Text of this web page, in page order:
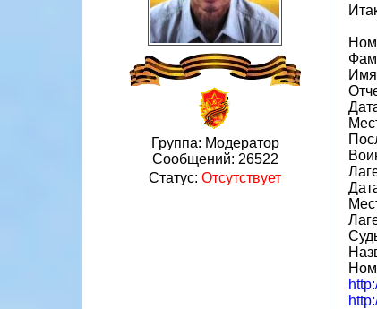
Группа: Модератор
Сообщений: 26522
Статус: Отсутствует